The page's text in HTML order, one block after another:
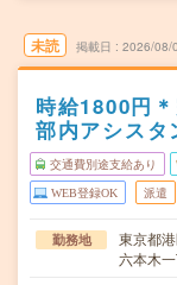
未読 掲載日 2026/08/
時給1800円
部内アシスタ
交通費別途支給あり
WEB登録OK 派遣
勤務地
東京都
六本木